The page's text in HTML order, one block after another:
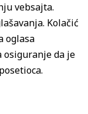
vebsajta.
Kolačić
oglasa
osiguranje da je